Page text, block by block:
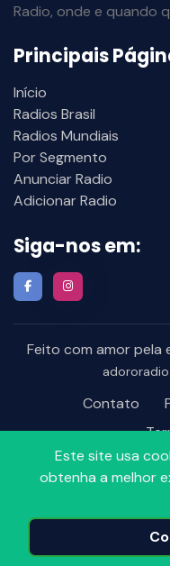
Este site usa
obtenha a melhor
Radio, onde e quando
Principais
Início
Radios Brasil
Radios Mundiais
Por Segmento
Anunciar Radio
Adicionar Radio
Siga-nos em:
Feito com amor pela
Contato